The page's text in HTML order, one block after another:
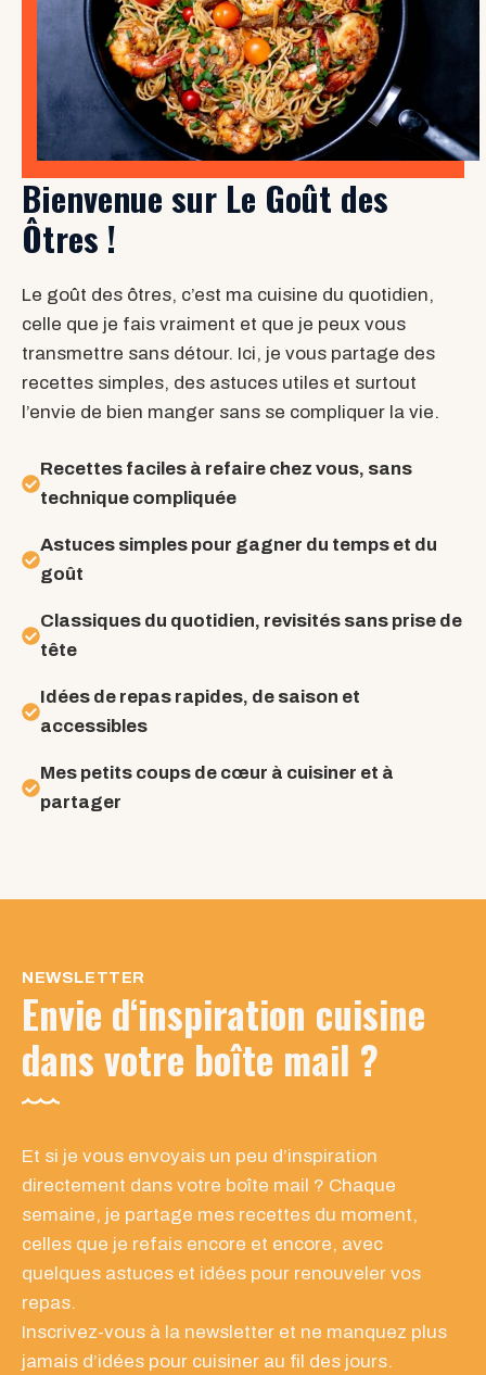
Bienvenue sur Le Goût des
Ôtres !
Le goût des ôtres, c’est ma cuisine du quotidien,
celle que je fais vraiment et que je peux vous
transmettre sans détour. Ici, je vous partage des
recettes simples, des astuces utiles et surtout
l’envie de bien manger sans se compliquer la vie.
Recettes faciles à refaire chez vous, sans
technique compliquée
Astuces simples pour gagner du temps et du
goût
Classiques du quotidien, revisités sans prise de
tête
Idées de repas rapides, de saison et
accessibles
Mes petits coups de cœur à cuisiner et à
partager
NEWSLETTER
Envie d‘inspiration cuisine
dans votre boîte mail ?
Et si je vous envoyais un peu d’inspiration
directement dans votre boîte mail ? Chaque
semaine, je partage mes recettes du moment,
celles que je refais encore et encore, avec
quelques astuces et idées pour renouveler vos
repas.
Inscrivez-vous à la newsletter et ne manquez plus
jamais d’idées pour cuisiner au fil des jours.